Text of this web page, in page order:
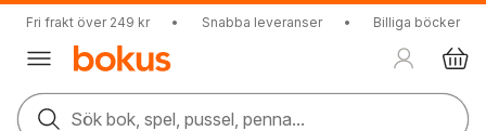
Fri frakt över 249 kr • Snabba leveranser • Billiga böcker
Sök bok, spel, pussel, penna...